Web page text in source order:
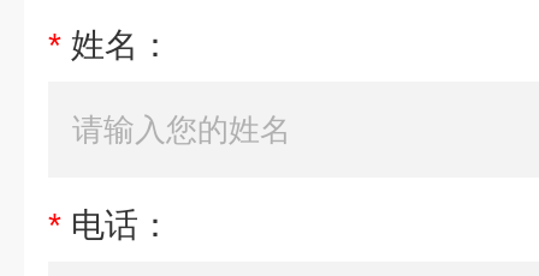
* 姓名：
* 电话：